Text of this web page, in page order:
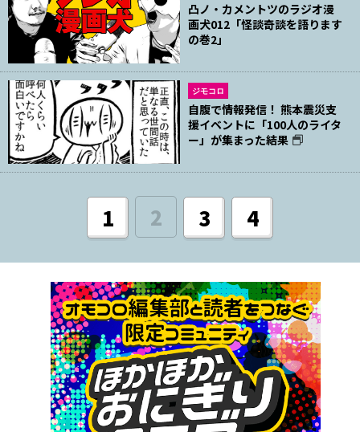
凸ノ・カメントツのラジオ漫
画犬012「怪談奇談を語ります
の巻2」
ジモコロ
自腹で情報発信！ 熊本震災支
援イベントに「100人のライタ
ー」が集まった結果
1 2 3 4